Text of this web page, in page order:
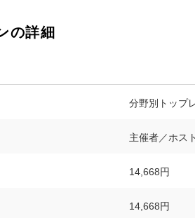
の詳細
分野別トップ
主催者／ホスト
14,668円
14,668円